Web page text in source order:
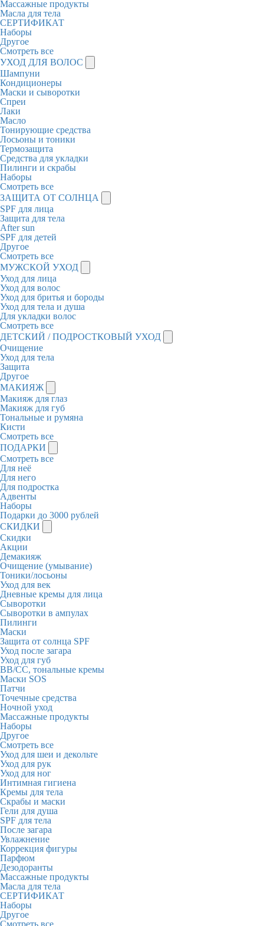
Массажные продукты
Масла для тела
СЕРТИФИКАТ
Наборы
Другое
Смотреть все
УХОД ДЛЯ ВОЛОС
Шампуни
Кондиционеры
Маски и сыворотки
Спреи
Лаки
Масло
Тонирующие средства
Лосьоны и тоники
Термозащита
Средства для укладки
Пилинги и скрабы
Наборы
Смотреть все
ЗАЩИТА ОТ СОЛНЦА
SPF для лица
Защита для тела
After sun
SPF для детей
Другое
Смотреть все
МУЖСКОЙ УХОД
Уход для лица
Уход для волос
Уход для бритья и бороды
Уход для тела и душа
Для укладки волос
Смотреть все
ДЕТСКИЙ / ПОДРОСТКОВЫЙ УХОД
Очищение
Уход для тела
Защита
Другое
МАКИЯЖ
Макияж для глаз
Макияж для губ
Тональные и румяна
Кисти
Смотреть все
ПОДАРКИ
Смотреть все
Для неё
Для него
Для подростка
Адвенты
Наборы
Подарки до 3000 рублей
СКИДКИ
Скидки
Акции
Демакияж
Очищение (умывание)
Тоники/лосьоны
Уход для век
Дневные кремы для лица
Сыворотки
Сыворотки в ампулах
Пилинги
Маски
Защита от солнца SPF
Уход после загара
Уход для губ
BB/CC, тональные кремы
Маски SOS
Патчи
Точечные средства
Ночной уход
Массажные продукты
Наборы
Другое
Смотреть все
Уход для шеи и декольте
Уход для рук
Уход для ног
Интимная гигиена
Кремы для тела
Скрабы и маски
Гели для душа
SPF для тела
После загара
Увлажнение
Коррекция фигуры
Парфюм
Дезодоранты
Массажные продукты
Масла для тела
СЕРТИФИКАТ
Наборы
Другое